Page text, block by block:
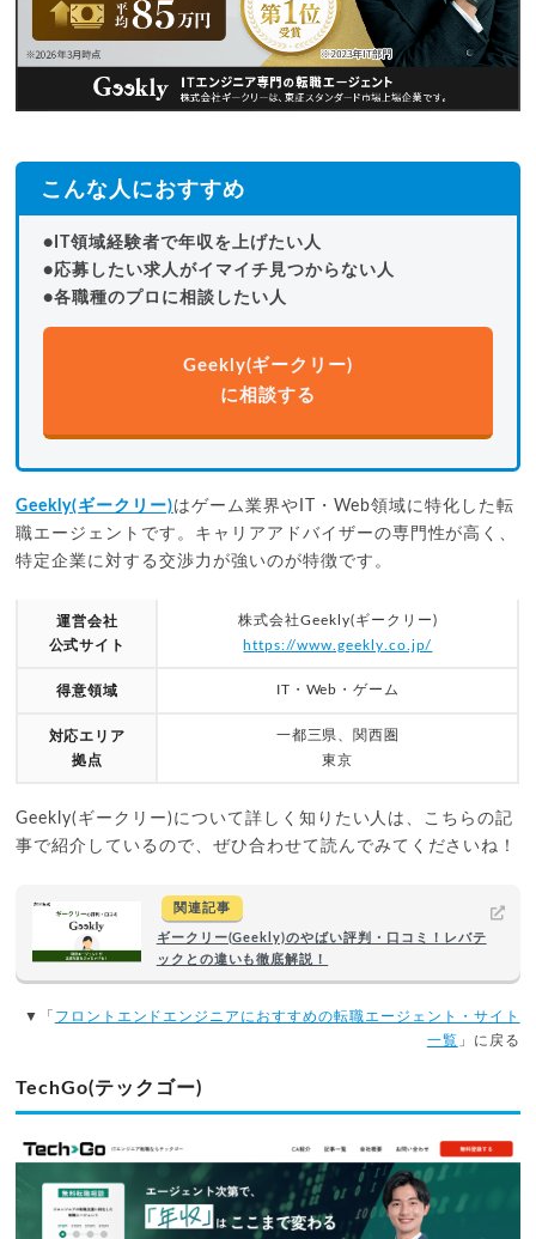
こんな人におすすめ
●IT領域経験者で年収を上げたい人
●応募したい求人がイマイチ見つからない人
●各職種のプロに相談したい人
Geekly(ギークリー)
に相談する
Geekly(ギークリー)はゲーム業界やIT・Web領域に特化した転
職エージェントです。キャリアアドバイザーの専門性が高く、
特定企業に対する交渉力が強いのが特徴です。
運営会社
公式サイト
株式会社Geekly(ギークリー)
https://www.geekly.co.jp/
得意領域 IT・Web・ゲーム
対応エリア
拠点
一都三県、関西圏
東京
Geekly(ギークリー)について詳しく知りたい人は、こちらの記
事で紹介しているので、ぜひ合わせて読んでみてくださいね！
関連記事
ギークリー(Geekly)のやばい評判・口コミ！レバテ
ックとの違いも徹底解説！
▼「 フロントエンドエンジニアにおすすめの転職エージェント・サイト
一覧 」に戻る
TechGo(テックゴー)